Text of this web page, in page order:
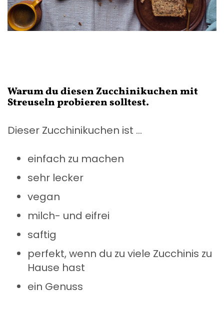
Warum du diesen Zucchinikuchen mit
Streuseln probieren solltest.
Dieser Zucchinikuchen ist …
einfach zu machen
sehr lecker
vegan
milch- und eifrei
saftig
perfekt, wenn du zu viele Zucchinis zu
Hause hast
ein Genuss